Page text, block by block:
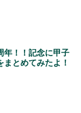
年！！記念に甲子
とめてみたよ！